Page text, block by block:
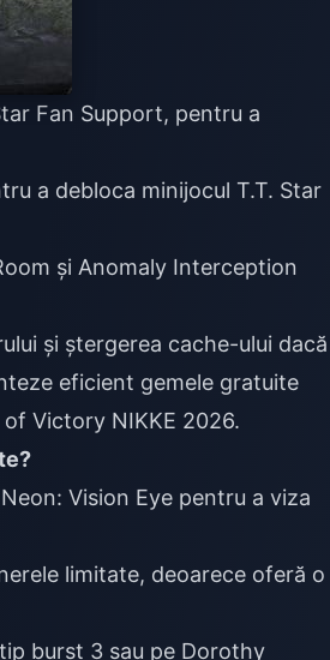
Fan Support, pentru a
a debloca minijocul T.T. Star
și Anomaly Interception
și ștergerea cache-ului dacă
eficient gemele gratuite
Victory NIKKE 2026.
Vision Eye pentru a viza
limitate, deoarece oferă o
burst 3 sau pe Dorothy